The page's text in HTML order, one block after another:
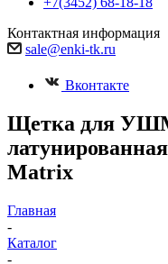
Контактная информация
sale@enki-tk.ru
Вконтакте
Щетка для
Matrix
Главная
-
Каталог
-